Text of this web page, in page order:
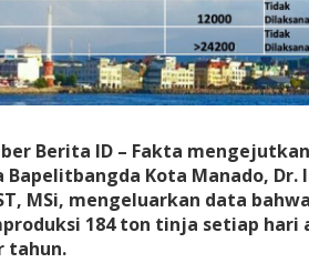
Berita ID – Fakta
Kota Manado, Dr.
MSi, mengeluarkan data
184 ton tinja setiap hari
tahun.